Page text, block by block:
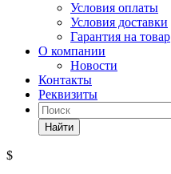
Условия оплаты
Условия доставки
Гарантия на товар
О компании
Новости
Контакты
Реквизиты
Найти
$